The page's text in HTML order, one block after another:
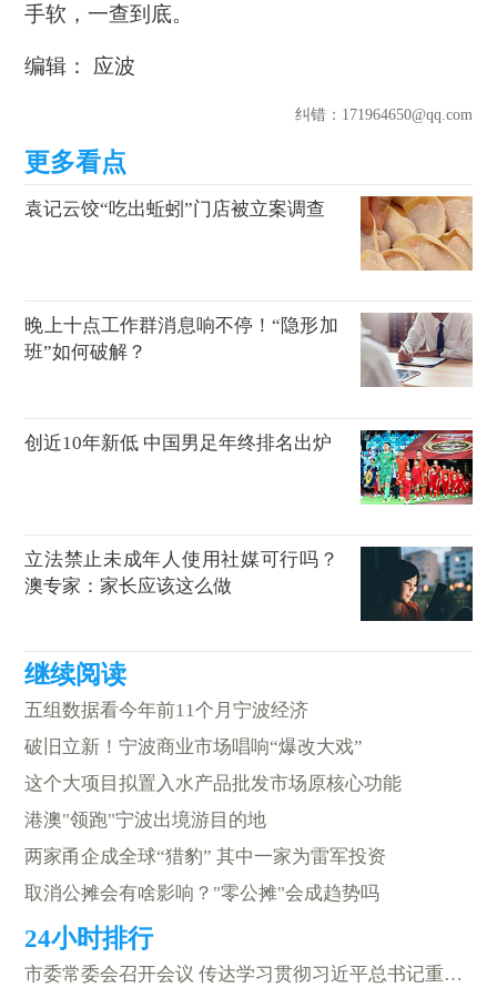
手软，一查到底。
编辑： 应波
纠错：171964650@qq.com
袁记云饺“吃出蚯蚓”门店被立案调查
晚上十点工作群消息响不停！“隐形加
班”如何破解？
创近10年新低 中国男足年终排名出炉
立法禁止未成年人使用社媒可行吗？
澳专家：家长应该这么做
五组数据看今年前11个月宁波经济
破旧立新！宁波商业市场唱响“爆改大戏”
这个大项目拟置入水产品批发市场原核心功能
港澳"领跑"宁波出境游目的地
两家甬企成全球“猎豹” 其中一家为雷军投资
取消公摊会有啥影响？"零公摊"会成趋势吗
市委常委会召开会议 传达学习贯彻习近平总书记重要讲话精神